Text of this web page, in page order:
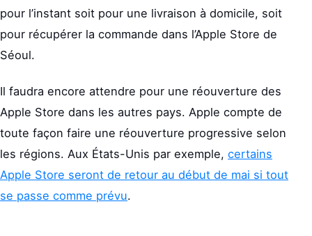
pour l’instant soit pour une livraison à domicile, soit
pour récupérer la commande dans l’Apple Store de
Séoul.
Il faudra encore attendre pour une réouverture des
Apple Store dans les autres pays. Apple compte de
toute façon faire une réouverture progressive selon
les régions. Aux États-Unis par exemple, certains
Apple Store seront de retour au début de mai si tout
se passe comme prévu.